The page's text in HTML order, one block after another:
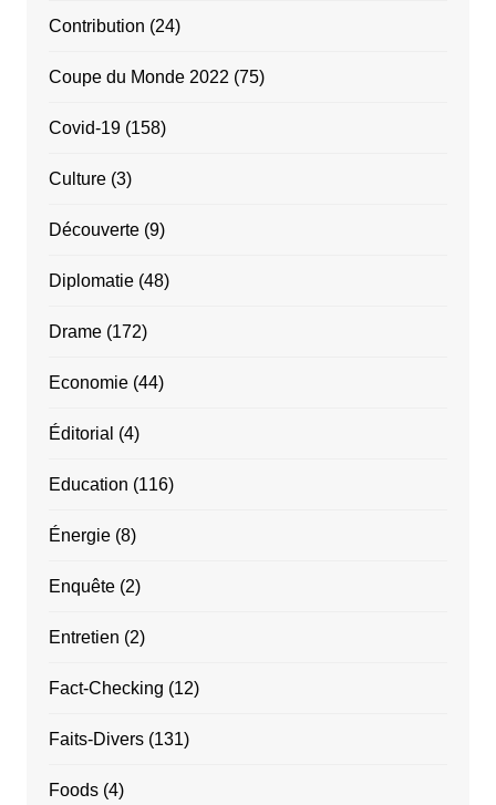
Contribution (24)
Coupe du Monde 2022 (75)
Covid-19(158)
Culture(3)
Découverte(9)
Diplomatie(48)
Drame(172)
Economie(44)
Éditorial (4)
Education (116)
Énergie(8)
Enquête(2)
Entretien (2)
Fact-Checking (12)
Faits-Divers(131)
Foods(4)